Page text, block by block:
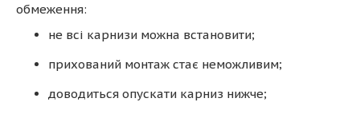
обмеження:
не всі карнизи можна встановити;
прихований монтаж стає неможливим;
доводиться опускати карниз нижче;